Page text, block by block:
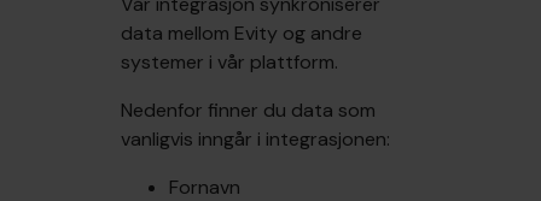
data mellom Evity og andre
systemer i vår plattform.
Nedenfor finner du data som
vanligvis inngår i integrasjonen:
Fornavn